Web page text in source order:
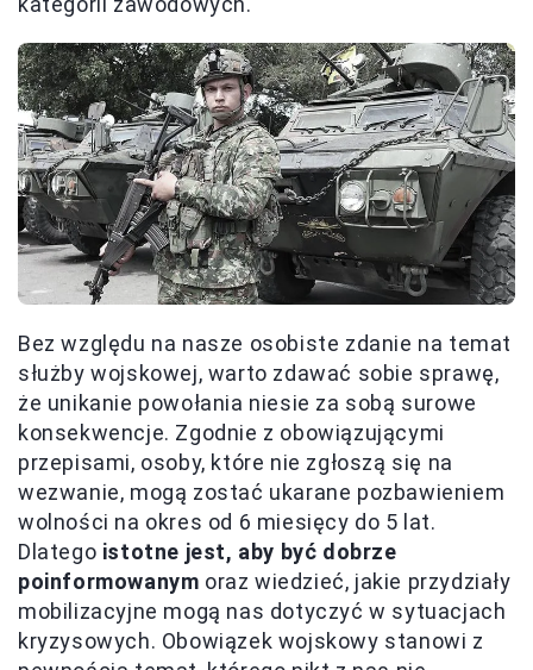
Bez względu na nasze osobiste zdanie na temat
służby wojskowej, warto zdawać sobie sprawę,
że unikanie powołania niesie za sobą surowe
konsekwencje. Zgodnie z obowiązującymi
przepisami, osoby, które nie zgłoszą się na
wezwanie, mogą zostać ukarane pozbawieniem
wolności na okres od 6 miesięcy do 5 lat.
Dlatego istotne jest, aby być dobrze
poinformowanym oraz wiedzieć, jakie przydziały
mobilizacyjne mogą nas dotyczyć w sytuacjach
kryzysowych. Obowiązek wojskowy stanowi z